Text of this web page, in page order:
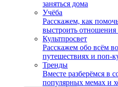
заняться дома
Учёба
Расскажем, как
выстроить
Культпросвет
Расскажем обо всём
путешествиях и поп-
Тренды
Вместе разберёмся в
популярных мемах и